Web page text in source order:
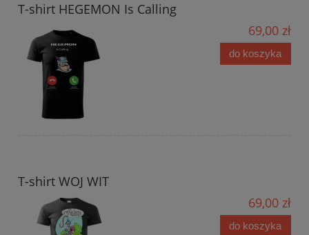
T-shirt HEGEMON Is Calling
69,00 zł
do koszyka
T-shirt WOJ WIT
69,00 zł
do koszyka